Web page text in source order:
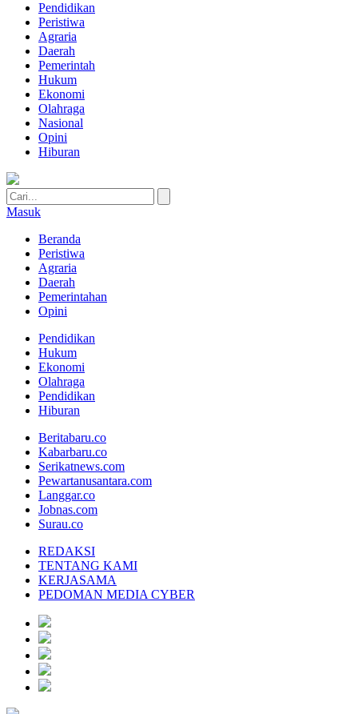
Pendidikan
Peristiwa
Agraria
Daerah
Pemerintah
Hukum
Ekonomi
Olahraga
Nasional
Opini
Hiburan
Masuk
Beranda
Peristiwa
Agraria
Daerah
Pemerintahan
Opini
Pendidikan
Hukum
Ekonomi
Olahraga
Pendidikan
Hiburan
Beritabaru.co
Kabarbaru.co
Serikatnews.com
Pewartanusantara.com
Langgar.co
Jobnas.com
Surau.co
REDAKSI
TENTANG KAMI
KERJASAMA
PEDOMAN MEDIA CYBER